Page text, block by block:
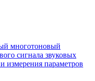
многотоновый
сигнала звуковых
измерения параметров